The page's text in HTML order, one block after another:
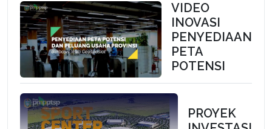
VIDEO
INOVASI
PENYEDIAAN
PETA
POTENSI
PROYEK